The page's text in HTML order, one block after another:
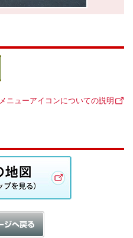
メニューアイコンについての説明